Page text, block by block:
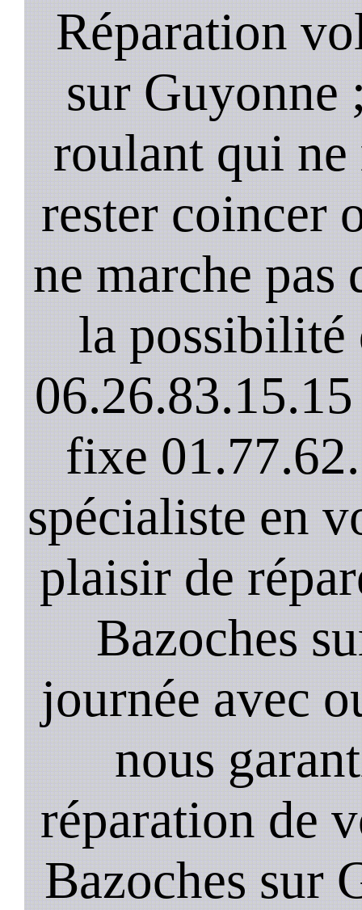
Réparation
sur Guyonne
roulant qui ne
rester coincer
ne marche pas
la possibilité
fixe
spécialiste en
plaisir de
Bazoches
journée avec
nous
réparation de
Bazoches sur